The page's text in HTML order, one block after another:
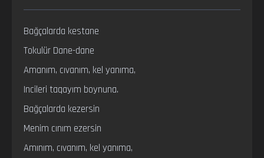
Bağçalarda kestane
Tokulür Dane-dane
Amanım, cıvanım, kel yanıma,
Incileri taqayım boynuna.
Bağçalarda kezersin
Menim cınım ezersin
Amınım, cıvanım, kel yanıma,